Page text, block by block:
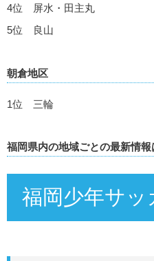
4位 屏水・田主丸
5位 良山
朝倉地区
1位 三輪
福岡県内の地域ごとの最新情報
福岡少年サッ